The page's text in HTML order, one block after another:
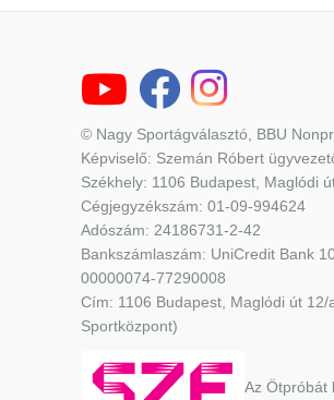
© Nagy Sportágválasztó, BBU
Képviselő: Szemán Róbert
Székhely: 1106 Budapest, Maglódi
Cégjegyzékszám: 01-09-994624
Adószám: 24186731-2-42
Bankszámlaszám: UniCredit Bank
00000074-77290008
Cím: 1106 Budapest, Maglódi út 12/
Sportközpont)
Az Ötpróbát